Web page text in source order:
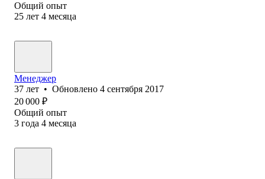
Общий опыт
25 лет 4 месяца
Менеджер
37 лет • Обновлено 4 сентября 2017
20 000 ₽
Общий опыт
3 года 4 месяца